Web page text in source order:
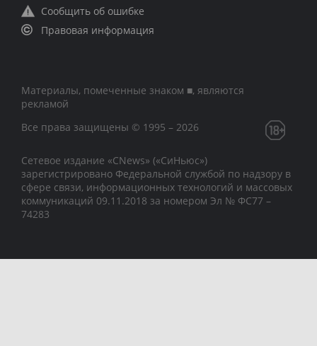
Сообщить об ошибке
Правовая информация
Материалы, помеченные знаком ■, являются
рекламой
Все права защищены © 1995 – 2026
Сетевое издание «CNews» («СиНьюс»)
зарегистрировано Федеральной службой по надзору в
сфере связи, информационных технологий и массовых
коммуникаций 09.11.2018 за номером Эл № ФС77 –
74283